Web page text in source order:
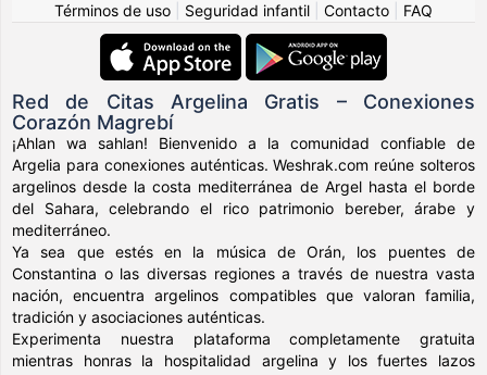
Términos de uso
Seguridad infantil Contacto FAQ
Red de Citas Argelina Gratis – Conexiones
Corazón Magrebí
¡Ahlan wa sahlan! Bienvenido a la comunidad confiable de
Argelia para conexiones auténticas. Weshrak.com reúne solteros
argelinos desde la costa mediterránea de Argel hasta el borde
del Sahara, celebrando el rico patrimonio bereber, árabe y
mediterráneo.
Ya sea que estés en la música de Orán, los puentes de
Constantina o las diversas regiones a través de nuestra vasta
nación, encuentra argelinos compatibles que valoran familia,
tradición y asociaciones auténticas.
Experimenta nuestra plataforma completamente gratuita
mientras honras la hospitalidad argelina y los fuertes lazos